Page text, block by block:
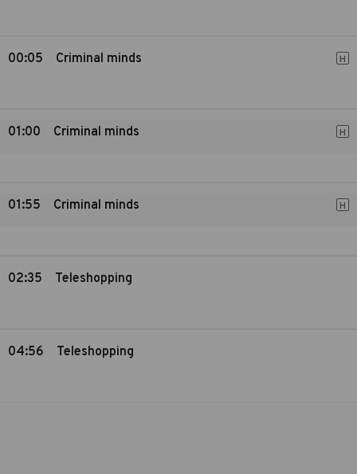
00:05 Criminal minds H
01:00 Criminal minds H
01:55 Criminal minds H
02:35 Teleshopping
04:56 Teleshopping